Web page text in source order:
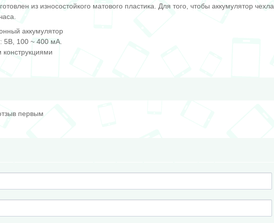
из износостойкого матового пластика. Для того, чтобы аккумулятор чехла
аккумулятор
5В, 100 ~ 400 мА.
первым